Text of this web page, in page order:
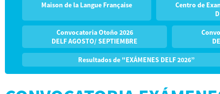
Maison de la Langue Française
Centro de
Convocatoria Otoño 2026
DELF AGOSTO/ SEPTIEMBRE
Resultados de "EXÁMENES DELF 2026”